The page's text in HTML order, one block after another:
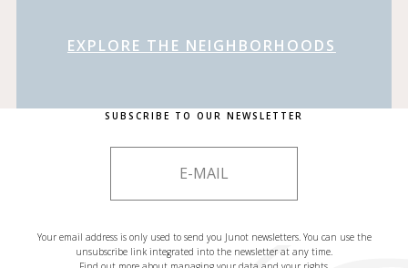
EXPLORE THE NEIGHBORHOODS
SUBSCRIBE TO OUR NEWSLETTER
Your email address is only used to send you Junot newsletters. You can use the
unsubscribe link integrated into the newsletter at any time.